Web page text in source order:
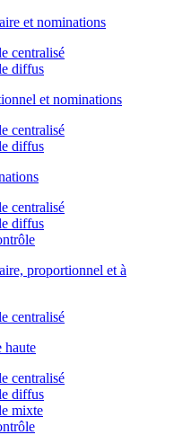
et nominations
centralisé
diffus
et nominations
centralisé
diffus
centralisé
diffus
proportionnel et à
centralisé
haute
centralisé
diffus
mixte